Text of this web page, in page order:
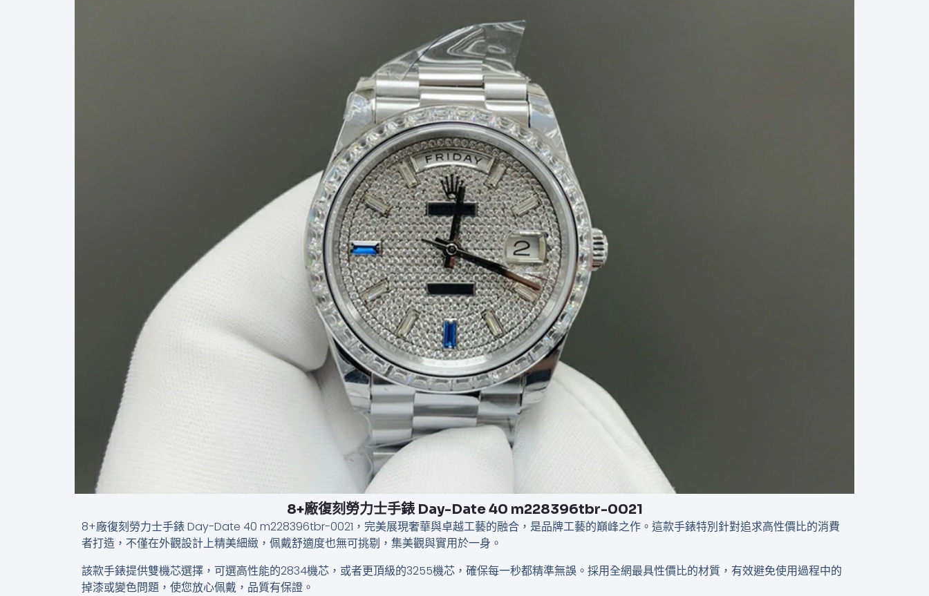
8+廠復刻勞力士手錶 Day-Date 40 m228396tbr-0021
8+廠復刻勞力士手錶 Day-Date 40 m228396tbr-0021，完美展現奢華與卓越工藝的融合，是品牌工藝的巔峰之作。這款手錶特別針對追求高性價比的消費
者打造，不僅在外觀設計上精美細緻，佩戴舒適度也無可挑剔，集美觀與實用於一身。
該款手錶提供雙機芯選擇，可選高性能的2834機芯，或者更頂級的3255機芯，確保每一秒都精準無誤。採用全網最具性價比的材質，有效避免使用過程中的
掉漆或變色問題，使您放心佩戴，品質有保證。